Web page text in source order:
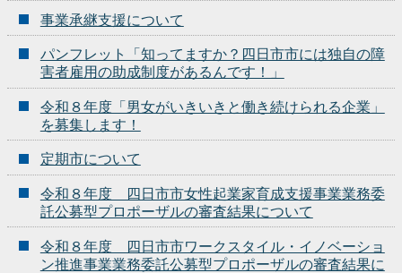
事業承継支援について
パンフレット「知ってますか？四日市市には独自の障
害者雇用の助成制度があるんです！」
令和８年度「男女がいきいきと働き続けられる企業」
を募集します！
定期市について
令和８年度 四日市市女性起業家育成支援事業業務委
託公募型プロポーザルの審査結果について
令和８年度 四日市市ワークスタイル・イノベーショ
ン推進事業業務委託公募型プロポーザルの審査結果に